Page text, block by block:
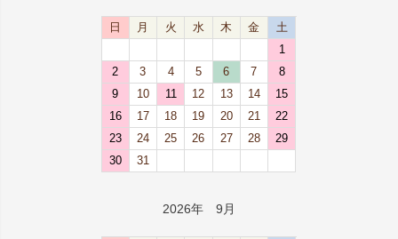
日 月 火 水 木 金
土
1
2
3 4 5 6 7
8
9
10 11 12 13 14
15
16
17 18 19 20 21
22
23
24 25 26 27 28
29
30
31
2026年 9月